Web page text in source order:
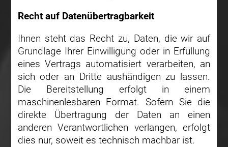
Recht auf Datenübertragbarkeit
Ihnen steht das Recht zu, Daten, die wir auf
Grundlage Ihrer Einwilligung oder in Erfüllung
eines Vertrags automatisiert verarbeiten, an
sich oder an Dritte aushändigen zu lassen.
Die Bereitstellung erfolgt in einem
maschinenlesbaren Format. Sofern Sie die
direkte Übertragung der Daten an einen
anderen Verantwortlichen verlangen, erfolgt
dies nur, soweit es technisch machbar ist.